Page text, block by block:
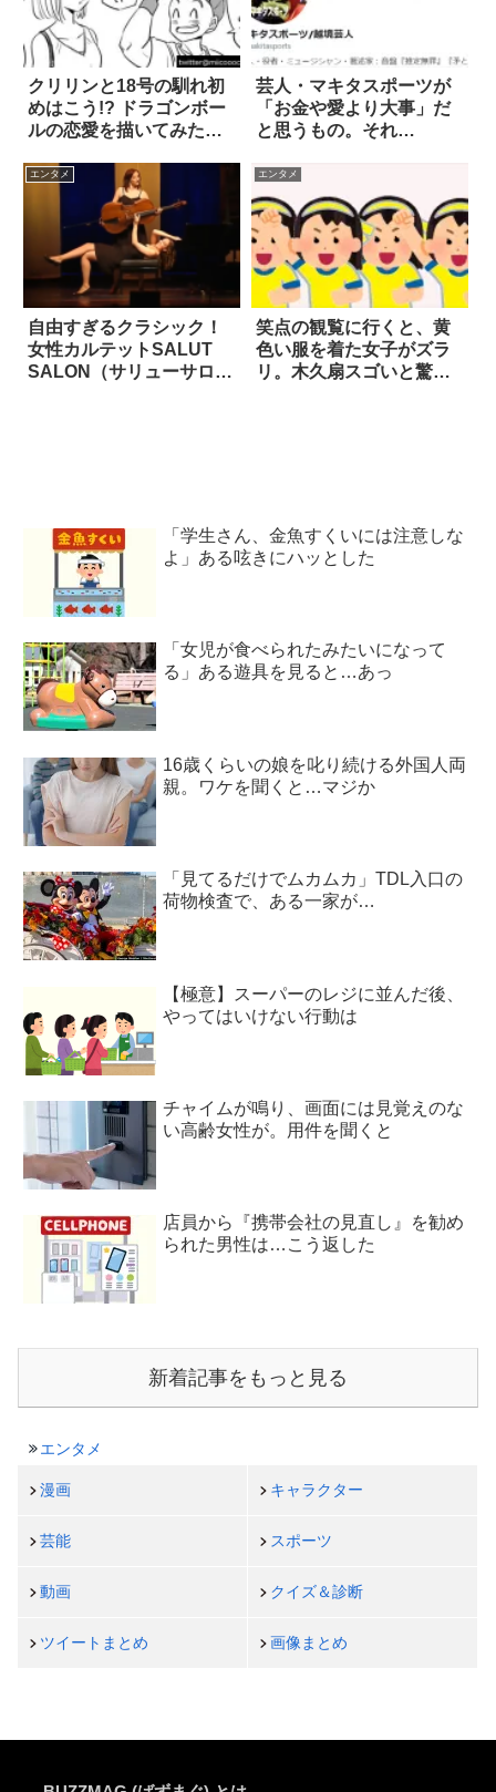
クリリンと18号の馴れ初
めはこう!? ドラゴンボー
ルの恋愛を描いてみた漫
芸人・マキタスポーツが
「お金や愛より大事」だ
と思うもの。それ
エンタメ
自由すぎるクラシック！
女性カルテットSALUT
SALON（サリューサロ
エンタメ
笑点の観覧に行くと、黄
色い服を着た女子がズラ
リ。木久扇スゴいと驚い
「学生さん、金魚すくいには注意しな
よ」ある呟きにハッとした
「女児が食べられたみたいになって
る」ある遊具を見ると…あっ
16歳くらいの娘を叱り続ける外国人両
親。ワケを聞くと…マジか
「見てるだけでムカムカ」TDL入口の
荷物検査で、ある一家が…
【極意】スーパーのレジに並んだ後、
やってはいけない行動は
チャイムが鳴り、画面には見覚えのな
い高齢女性が。用件を聞くと
店員から『携帯会社の見直し』を勧め
られた男性は…こう返した
新着記事をもっと見る
エンタメ
漫画 キャラクター
芸能 スポーツ
動画 クイズ＆診断
ツイートまとめ 画像まとめ